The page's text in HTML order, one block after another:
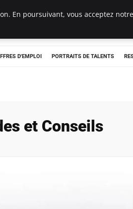
D'EMPLOI PORTRAITS DE TALENTS
et Conseils
En poursuivant, vous acceptez